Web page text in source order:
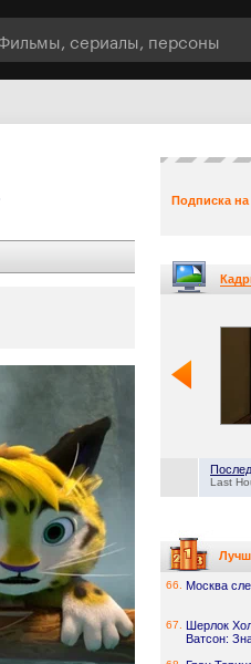
Подписка
Last
66. Москва
67.
Шерлок
Ватсон: